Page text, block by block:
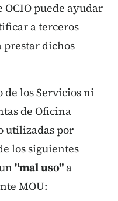
OCIO puede ayudar
a terceros
prestar dichos
de los Servicios ni
de Oficina
utilizadas por
los siguientes
"mal uso" a
MOU: